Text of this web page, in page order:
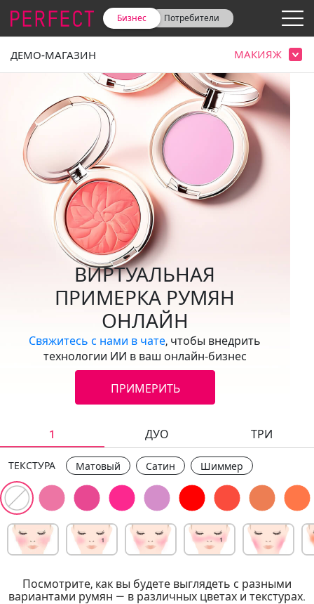
Бизнес Потребители
ДЕМО-МАГАЗИН МАКИЯЖ
ВИРТУАЛЬНАЯ
ПРИМЕРКА РУМЯН
ОНЛАЙН
Свяжитесь с нами в чате, чтобы внедрить
технологии ИИ в ваш онлайн‑бизнес
ПРИМЕРИТЬ
1 ДУО ТРИ
ТЕКСТУРА Матовый Сатин Шиммер
Посмотрите, как вы будете выглядеть с разными
вариантами румян — в различных цветах и текстурах.